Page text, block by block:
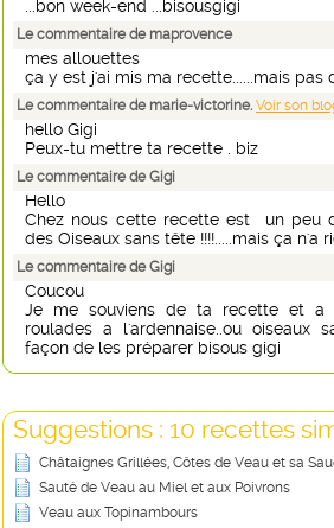
...bon week-end ...bisousgigi
Le commentaire de maprovence
mes allouettes
ça y est j'ai mis ma recette......mais
Le commentaire de marie-victorine. Voir son
hello Gigi
Peux-tu mettre ta recette . biz
Le commentaire de Gigi
Hello
Chez nous cette recette est un peu
des Oiseaux sans tête !!!!.....mais ça n'a
Le commentaire de Gigi
Coucou
Je me souviens de ta recette et a
roulades a l'ardennaise..ou oiseaux
façon de les préparer bisous gigi
Suggestions : 10 recettes
Châtaignes Grillées, Côtes de Veau et sa
Sauté de Veau au Miel et aux Poivrons
Veau aux Topinambours